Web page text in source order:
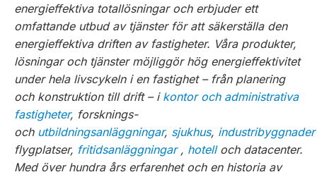
energieffektiva totallösningar och erbjuder ett
omfattande utbud av tjänster för att säkerställa den
energieffektiva driften av fastigheter. Våra produkter,
lösningar och tjänster möjliggör hög energieffektivitet
under hela livscykeln i en fastighet – från planering
och konstruktion till drift – i kontor och administrativa
fastigheter, forsknings-
och utbildningsanläggningar, sjukhus, industribyggnader
flygplatser, fritidsanläggningar, hotelloch datacenter.
Med över hundra års erfarenhet och en historia av